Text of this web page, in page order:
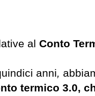
al Conto
anni,
termico 3.0,